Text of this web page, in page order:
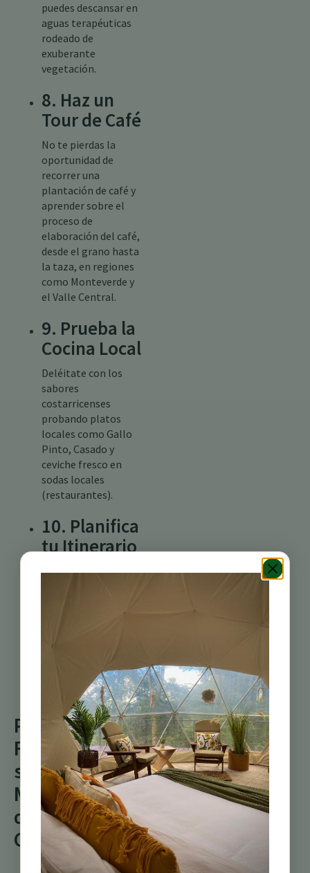
puedes descansar en
aguas terapéuticas
rodeado de
exuberante
vegetación.
8. Haz un
Tour de Café
No te pierdas la
oportunidad de
recorrer una
plantación de café y
aprender sobre el
proceso de
elaboración del café,
desde el grano hasta
la taza, en regiones
como Monteverde y
el Valle Central.
9. Prueba la
Cocina Local
Deléitate con los
sabores
costarricenses
probando platos
locales como Gallo
Pinto, Casado y
ceviche fresco en
sodas locales
(restaurantes).
10. Planifica
tu Itinerario
Usa esta guía para
semana en Costa
relajación con la
experiencia
completa.
Preguntas
Frecuentes
sobre las
Mejores Cosas
que Hacer en
Costa Rica